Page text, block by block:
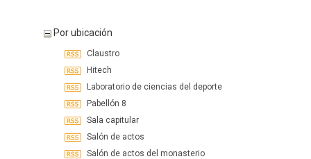
Por ubicación
Claustro
Hitech
Laboratorio de ciencias del deporte
Pabellón 8
Sala capitular
Salón de actos
Salón de actos del monasterio